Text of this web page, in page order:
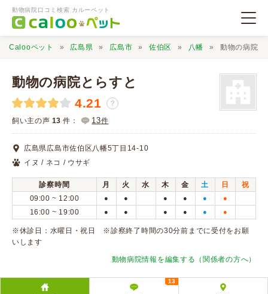
動物病院口コミ検索 カルーペット
動物病院検索
口コミ検索
Calooペットとは？
口コミ投稿
Calooペット 広島県 広島市 佐伯区 八幡 動物の病院と
動物の病院とらすと
4.21 ？
飼い主の声 13 件： 13件
広島県広島市佐伯区八幡5丁目14-10
イヌ / ネコ / ウサギ
診察時間 月 火 水 木 金 土 日
祝
09:00 ~ 12:00
● ● ● ● ● ●
16:00 ~ 19:00 ● ● ● ● ● ●
※休診日：水曜日・祝日 ※診察終了時間の30分前までに受付をお願
いします
動物病院情報を編集する（関係者の方へ）
13